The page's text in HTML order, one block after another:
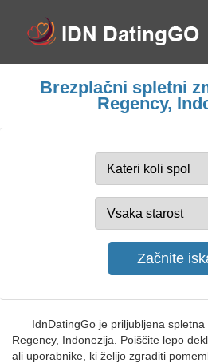
Brezplačni spletni
Regency,
IdnDatingGo je priljubljena
Regency, Indonezija. Poiščite lepo
ali uporabnike, ki želijo zgraditi